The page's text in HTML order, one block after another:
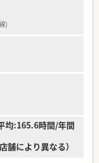
制度は小学5年生まで
スが整っています
など嬉しいメリットも
)
均:165.6時間/年間
舗により異なる）